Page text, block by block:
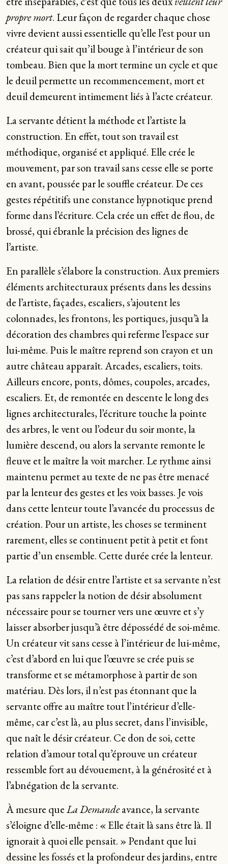
propre mort. Leur façon de regarder chaque chose
vivre devient aussi essentielle qu’elle l’est pour un
créateur qui sait qu’il bouge à l’intérieur de son
tombeau. Bien que la mort termine un cycle et que
le deuil permette un recommencement, mort et
deuil demeurent intimement liés à l’acte créateur.
La servante détient la méthode et l’artiste la
construction. En effet, tout son travail est
méthodique, organisé et appliqué. Elle crée le
mouvement, par son travail sans cesse elle se porte
en avant, poussée par le souffle créateur. De ces
gestes répétitifs une constance hypnotique prend
forme dans l’écriture. Cela crée un effet de flou, de
brossé, qui ébranle la précision des lignes de
l’artiste.
En parallèle s’élabore la construction. Aux premiers
éléments architecturaux présents dans les dessins
de l’artiste, façades, escaliers, s’ajoutent les
colonnades, les frontons, les portiques, jusqu’à la
décoration des chambres qui referme l’espace sur
lui-même. Puis le maître reprend son crayon et un
autre château apparaît. Arcades, escaliers, toits.
Ailleurs encore, ponts, dômes, coupoles, arcades,
escaliers. Et, de remontée en descente le long des
lignes architecturales, l’écriture touche la pointe
des arbres, le vent ou l’odeur du soir monte, la
lumière descend, ou alors la servante remonte le
fleuve et le maître la voit marcher. Le rythme ainsi
maintenu permet au texte de ne pas être menacé
par la lenteur des gestes et les voix basses. Je vois
dans cette lenteur toute l’avancée du processus de
création. Pour un artiste, les choses se terminent
rarement, elles se continuent petit à petit et font
partie d’un ensemble. Cette durée crée la lenteur.
La relation de désir entre l’artiste et sa servante n’est
pas sans rappeler la notion de désir absolument
nécessaire pour se tourner vers une œuvre et s’y
laisser absorber jusqu’à être dépossédé de soi-même.
Un créateur vit sans cesse à l’intérieur de lui-même,
c’est d’abord en lui que l’œuvre se crée puis se
transforme et se métamorphose à partir de son
matériau. Dès lors, il n’est pas étonnant que la
servante offre au maître tout l’intérieur d’elle-
même, car c’est là, au plus secret, dans l’invisible,
que naît le désir créateur. Ce don de soi, cette
relation d’amour total qu’éprouve un créateur
ressemble fort au dévouement, à la générosité et à
l’abnégation de la servante.
À mesure queLa Demandeavance, la servante
s’éloigne d’elle-même : « Elle était là sans être là. Il
ignorait à quoi elle pensait. » Pendant que lui
dessine les fossés et la profondeur des jardins, entre